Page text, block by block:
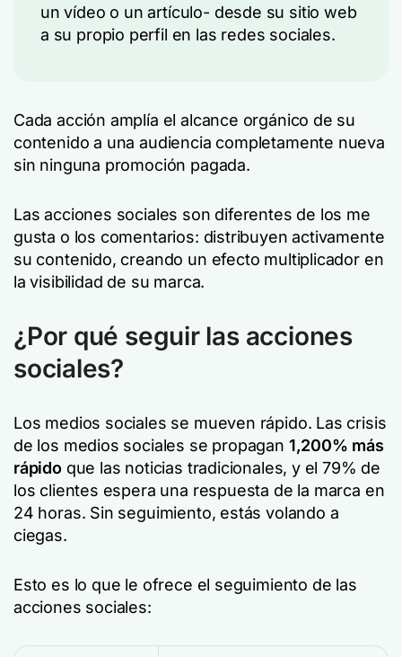
un vídeo o un artículo- desde su sitio web
a su propio perfil en las redes sociales.
Cada acción amplía el alcance orgánico de su
contenido a una audiencia completamente nueva
sin ninguna promoción pagada.
Las acciones sociales son diferentes de los me
gusta o los comentarios: distribuyen activamente
su contenido, creando un efecto multiplicador en
la visibilidad de su marca.
¿Por qué seguir las acciones
sociales?
Los medios sociales se mueven rápido. Las crisis
de los medios sociales se propagan 1,200% más
rápidoque las noticias tradicionales, y el 79% de
los clientes espera una respuesta de la marca en
24 horas. Sin seguimiento, estás volando a
ciegas.
Esto es lo que le ofrece el seguimiento de las
acciones sociales: